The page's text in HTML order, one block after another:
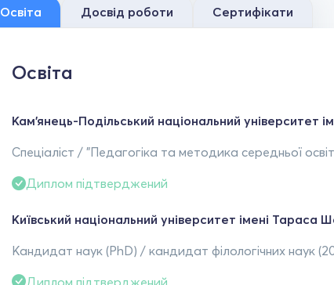
Освіта Досвід роботи Сертифікати
Освіта
Кам'янець-Подільський національний університет
Спеціаліст / "Педагогіка та методика середньої
Диплом підтверджений
Київський національний університет імені Тараса
Кандидат наук (PhD) / кандидат філологічних наук
Диплом підтверджений